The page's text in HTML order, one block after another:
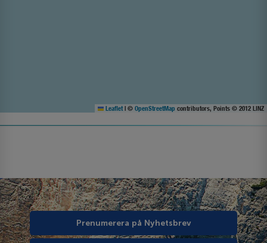
Leaflet | © OpenStreetMap contributors, Points © 2012 LINZ
Prenumerera på Nyhetsbrev